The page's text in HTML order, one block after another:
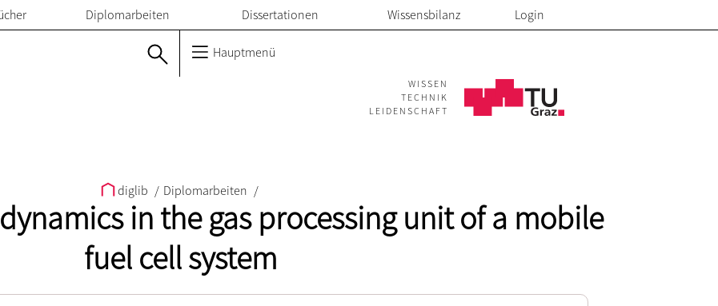
Diplomarbeiten Dissertationen Wissensbilanz Login
Hauptmenü
WISSEN
TECHNIK
LEIDENSCHAFT
diglib / Diplomarbeiten /
in the gas processing unit of a mobile
fuel cell system